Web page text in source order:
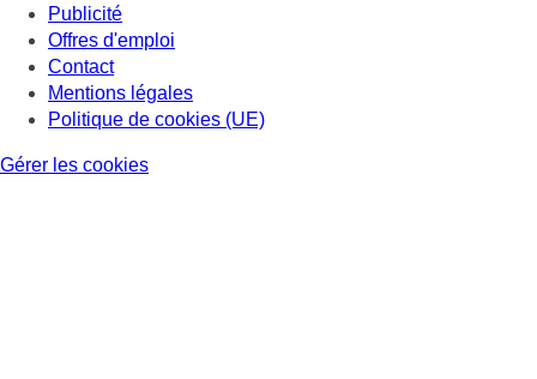
Publicité
Offres d'emploi
Contact
Mentions légales
Politique de cookies (UE)
Gérer les cookies